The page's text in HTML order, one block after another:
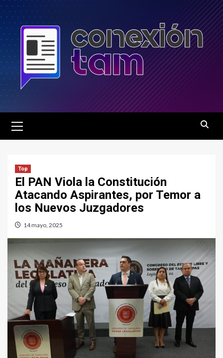
Saltar
al
contenido
principal
Top
El PAN Viola la Constitución
Atacando Aspirantes, por Temor a
los Nuevos Juzgadores
14 mayo, 2025